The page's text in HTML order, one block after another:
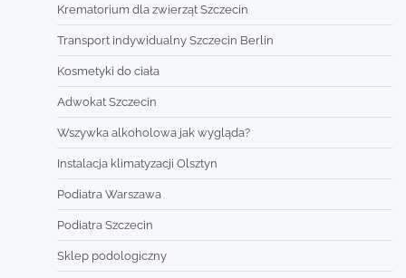
Krematorium dla zwierząt Szczecin
Transport indywidualny Szczecin Berlin
Kosmetyki do ciała
Adwokat Szczecin
Wszywka alkoholowa jak wygląda?
Instalacja klimatyzacji Olsztyn
Podiatra Warszawa
Podiatra Szczecin
Sklep podologiczny